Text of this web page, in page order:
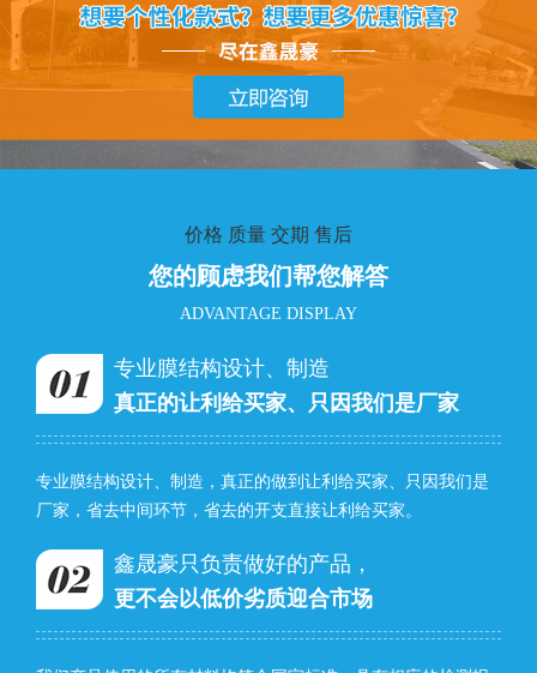
价格 质量 交期 售后
您的顾虑我们帮您解答
ADVANTAGE DISPLAY
专业膜结构设计、制造
真正的让利给买家、只因我们是厂家
专业膜结构设计、制造，真正的做到让利给买家、只因我们是
厂家，省去中间环节，省去的开支直接让利给买家。
鑫晟豪只负责做好的产品，
更不会以低价劣质迎合市场